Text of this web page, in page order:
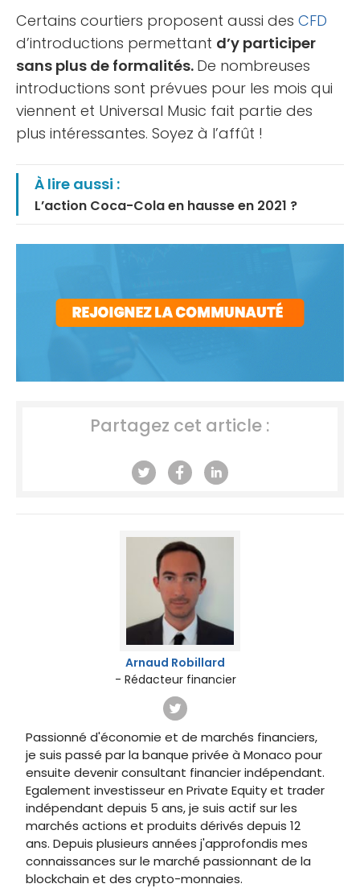
Certains courtiers proposent aussi des CFD
d’introductions permettant d’y participer
sans plus de formalités. De nombreuses
introductions sont prévues pour les mois qui
viennent et Universal Music fait partie des
plus intéressantes. Soyez à l’affût !
À lire aussi :
L’action Coca-Cola en hausse en 2021 ?
Partagez cet article :
Arnaud Robillard
- Rédacteur financier
Passionné d'économie et de marchés financiers,
je suis passé par la banque privée à Monaco pour
ensuite devenir consultant financier indépendant.
Egalement investisseur en Private Equity et trader
indépendant depuis 5 ans, je suis actif sur les
marchés actions et produits dérivés depuis 12
ans. Depuis plusieurs années j'approfondis mes
connaissances sur le marché passionnant de la
blockchain et des crypto-monnaies.